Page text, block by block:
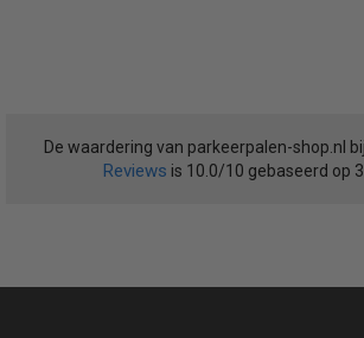
De waardering van parkeerpalen-shop.nl bij
Reviews is 10.0/10 gebaseerd op